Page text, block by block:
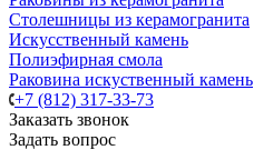
Столешницы из керамогранита
Искусственный камень
Полиэфирная смола
Раковина искуственный камень
+7 (812) 317-33-73
Заказать звонок
Задать вопрос